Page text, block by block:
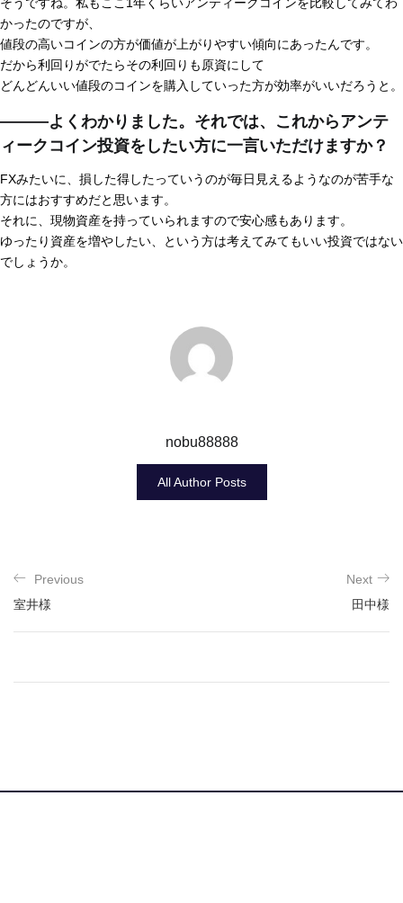
かったのですが、
値段の高いコインの方が価値が上がりやすい傾向にあったんです。
だから利回りがでたらその利回りも原資にして
どんどんいい値段のコインを購入していった方が効率がいいだろうと。
―――よくわかりました。それでは、これからアンテ
ィークコイン投資をしたい方に一言いただけますか？
FXみたいに、損した得したっていうのが毎日見えるようなのが苦手な
方にはおすすめだと思います。
それに、現物資産を持っていられますので安心感もあります。
ゆったり資産を増やしたい、という方は考えてみてもいい投資ではない
でしょうか。
nobu88888
All Author Posts
Previous
室井様
Next
田中様